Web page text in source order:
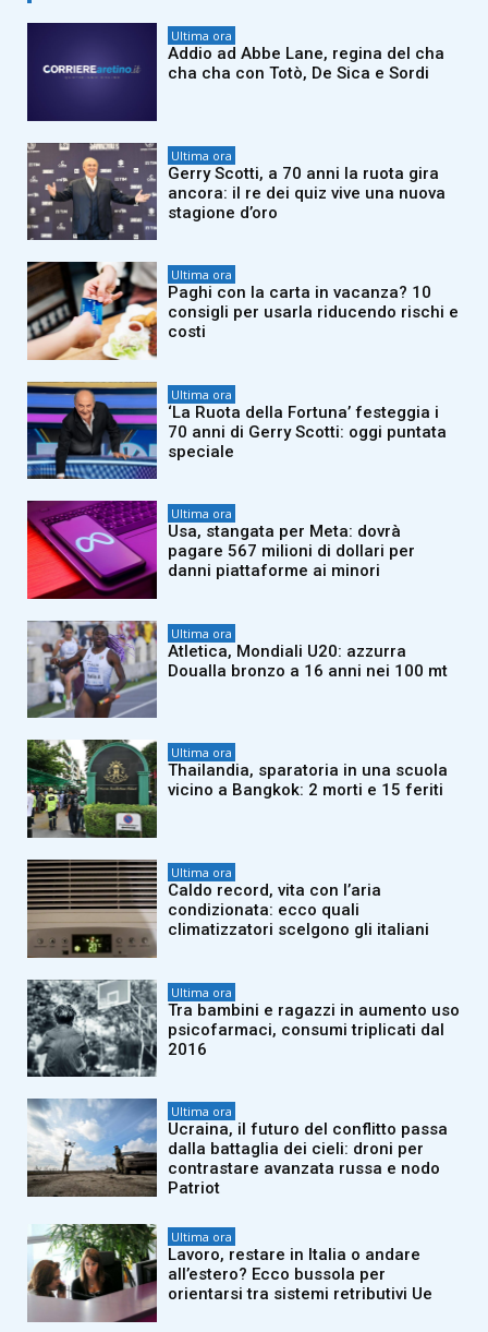
Ultima ora
Addio ad Abbe Lane, regina del cha
cha cha con Totò, De Sica e Sordi
Ultima ora
Gerry Scotti, a 70 anni la ruota gira
ancora: il re dei quiz vive una nuova
stagione d’oro
Ultima ora
Paghi con la carta in vacanza? 10
consigli per usarla riducendo rischi e
costi
Ultima ora
‘La Ruota della Fortuna’ festeggia i
70 anni di Gerry Scotti: oggi puntata
speciale
Ultima ora
Usa, stangata per Meta: dovrà
pagare 567 milioni di dollari per
danni piattaforme ai minori
Ultima ora
Atletica, Mondiali U20: azzurra
Doualla bronzo a 16 anni nei 100 mt
Ultima ora
Thailandia, sparatoria in una scuola
vicino a Bangkok: 2 morti e 15 feriti
Ultima ora
Caldo record, vita con l’aria
condizionata: ecco quali
climatizzatori scelgono gli italiani
Ultima ora
Tra bambini e ragazzi in aumento uso
psicofarmaci, consumi triplicati dal
2016
Ultima ora
Ucraina, il futuro del conflitto passa
dalla battaglia dei cieli: droni per
contrastare avanzata russa e nodo
Patriot
Ultima ora
Lavoro, restare in Italia o andare
all’estero? Ecco bussola per
orientarsi tra sistemi retributivi Ue